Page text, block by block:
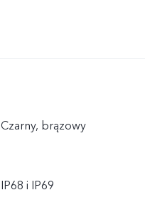
Czarny, brązowy
IP68 i IP69